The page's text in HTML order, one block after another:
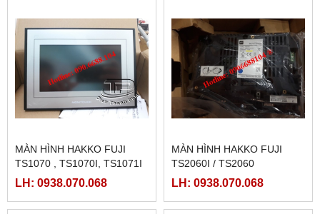
MÀN HÌNH HAKKO FUJI
TS1070 , TS1070I, TS1071I
LH: 0938.070.068
MÀN HÌNH HAKKO FUJI
TS2060I / TS2060
LH: 0938.070.068